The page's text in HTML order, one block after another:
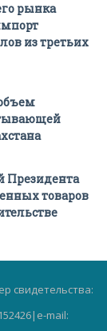
рынка
из третьих
Президента
товаров
свидетельства:
mail: